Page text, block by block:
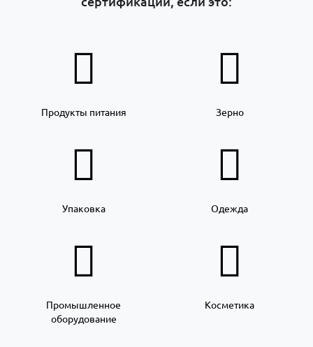
Продукты питания Зерно
Упаковка Одежда
Промышленное
оборудование
Косметика